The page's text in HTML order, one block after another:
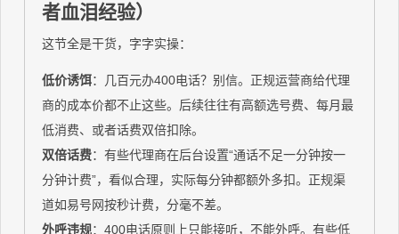
者血泪经验）
这节全是干货，字字实操：
低价诱饵：几百元办400电话？别信。正规运营商给代理
商的成本价都不止这些。后续往往有高额选号费、每月最
低消费、或者话费双倍扣除。
双倍话费：有些代理商在后台设置“通话不足一分钟按一
分钟计费”，看似合理，实际每分钟都额外多扣。正规渠
道如易号网按秒计费，分毫不差。
外呼违规：400电话原则上只能接听，不能外呼。有些低